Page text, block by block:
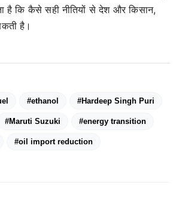
है कि कैसे सही नीतियों से देश और किसान,
है।
#ethanol #Hardeep Singh Puri
#Maruti Suzuki #energy transition
#oil import reduction